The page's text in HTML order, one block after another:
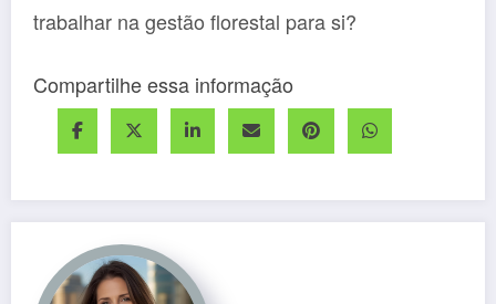
trabalhar na gestão florestal para si?
Compartilhe essa informação